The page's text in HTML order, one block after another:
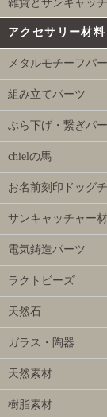
雑貨とサンキャッ
アクセサリー材料
メタルモチーフパ
組み立てパーツ
ぶら下げ・繋ぎパ
chielの馬
お名前刻印ドッグ
サンキャッチャー
電気鋳造パーツ
ラクトビーズ
天然石
ガラス・陶器
天然素材
樹脂素材